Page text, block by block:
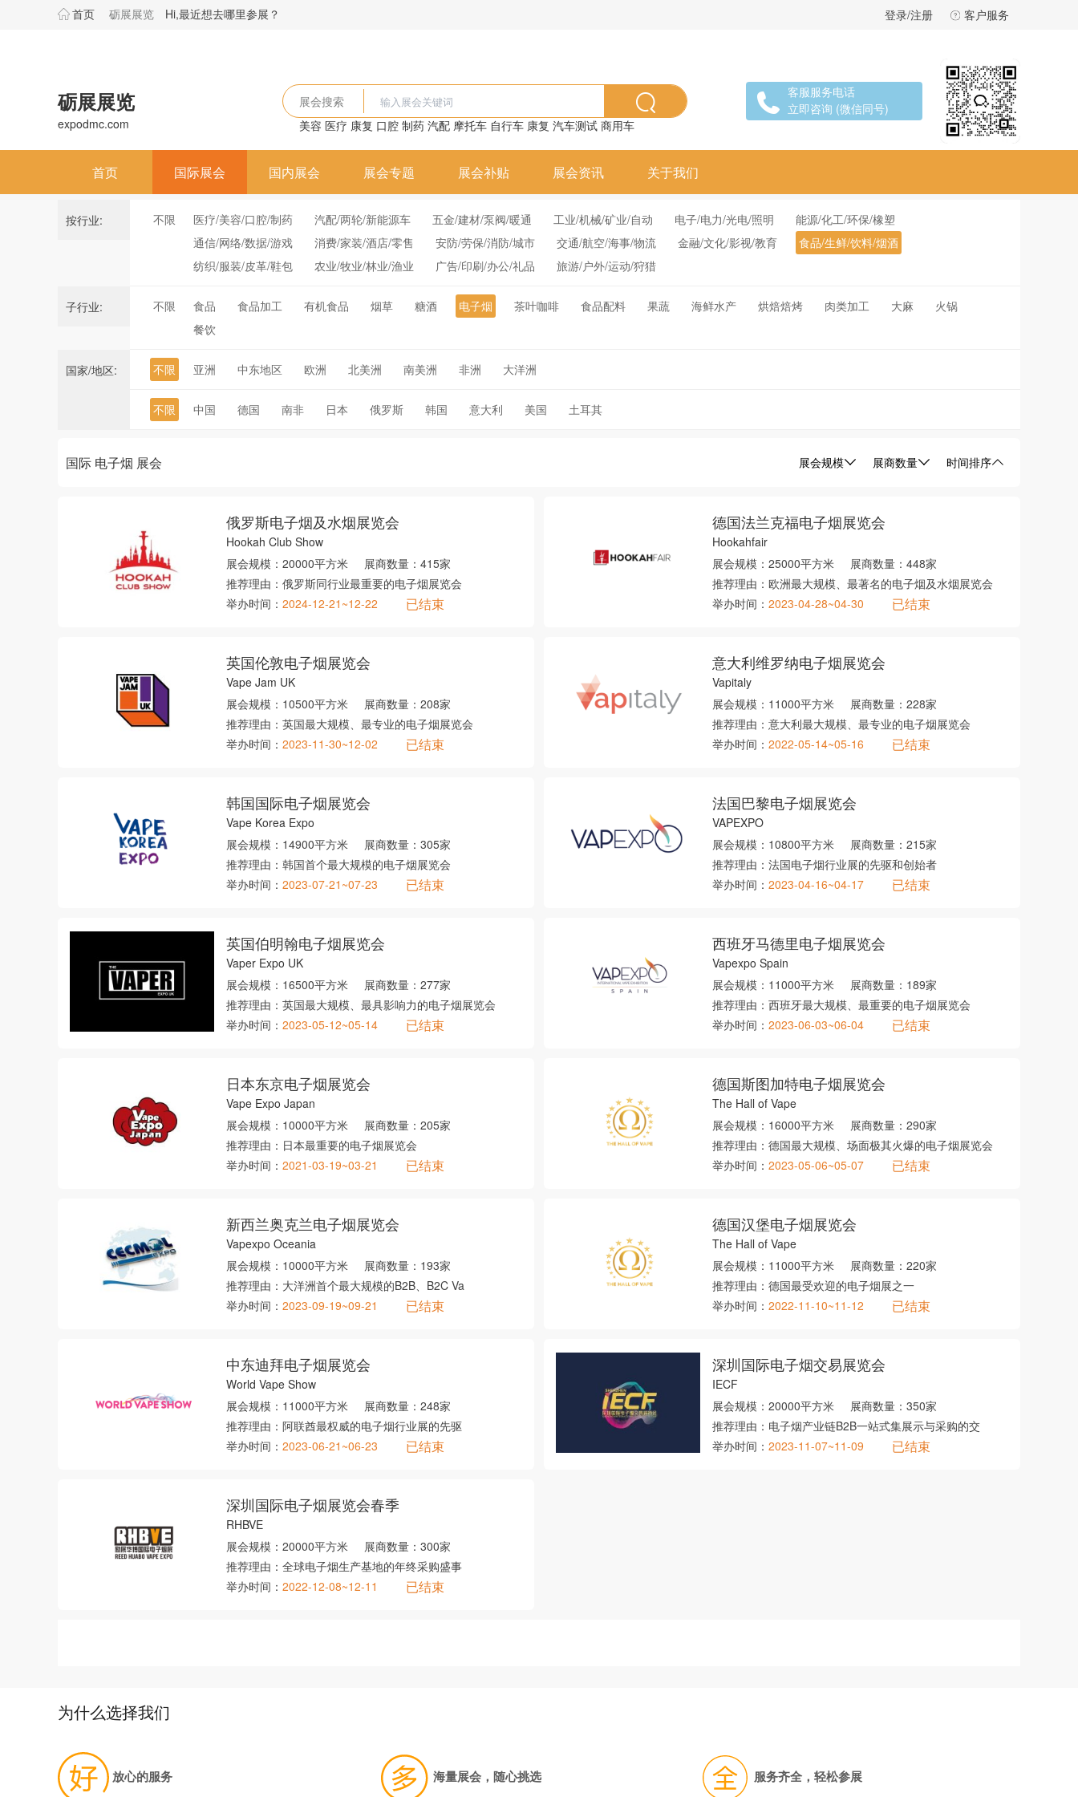
首页 砺展展览 Hi,最近想去哪里参展？ 登录/注册 客户服务
砺展展览
expodmc.com
展会搜索
美容 医疗 康复 口腔 制药 汽配 摩托车 自行车 康复 汽车测试 商用车
客服服务电话
立即咨询 (微信同号)
首页 国际展会 国内展会 展会专题 展会补贴 展会资讯 关于我们
按行业: 不限 医疗/美容/口腔/制药 汽配/两轮/新能源车 五金/建材/泵阀/暖通 工业/机械/矿业/自动 电子/电力/光电/照明
能源/化工/环保/橡塑
通信/网络/数据/游戏
消费/家装/酒店/零售 安防/劳保/消防/城市 交通/航空/海事/物流 金融/文化/影视/教育
食品/生鲜/饮料/烟酒
纺织/服装/皮革/鞋包
农业/牧业/林业/渔业 广告/印刷/办公/礼品 旅游/户外/运动/狩猎
子行业: 不限 食品 食品加工 有机食品 烟草 糖酒 电子烟 茶叶咖啡 食品配料 果蔬 海鲜水产 烘焙焙烤 肉类加工 大麻
火锅
餐饮
国家/地区: 不限 亚洲 中东地区 欧洲 北美洲 南美洲 非洲 大洋洲
不限 中国 德国 南非 日本 俄罗斯 韩国 意大利 美国 土耳其
国际 电子烟 展会 展会规模 展商数量 时间排序
俄罗斯电子烟及水烟展览会
Hookah Club Show
展会规模： 20000平方米 展商数量： 415家
推荐理由： 俄罗斯同行业最重要的电子烟展览会
举办时间： 2024-12-21~12-22 已结束
德国法兰克福电子烟展览会
Hookahfair
展会规模： 25000平方米 展商数量： 448家
推荐理由： 欧洲最大规模、最著名的电子烟及水烟展览会
举办时间： 2023-04-28~04-30 已结束
英国伦敦电子烟展览会
Vape Jam UK
展会规模： 10500平方米 展商数量： 208家
推荐理由： 英国最大规模、最专业的电子烟展览会
举办时间： 2023-11-30~12-02 已结束
意大利维罗纳电子烟展览会
Vapitaly
展会规模： 11000平方米 展商数量： 228家
推荐理由： 意大利最大规模、最专业的电子烟展览会
举办时间： 2022-05-14~05-16 已结束
韩国国际电子烟展览会
Vape Korea Expo
展会规模： 14900平方米 展商数量： 305家
推荐理由： 韩国首个最大规模的电子烟展览会
举办时间： 2023-07-21~07-23 已结束
法国巴黎电子烟展览会
VAPEXPO
展会规模： 10800平方米 展商数量： 215家
推荐理由： 法国电子烟行业展的先驱和创始者
举办时间： 2023-04-16~04-17 已结束
英国伯明翰电子烟展览会
Vaper Expo UK
展会规模： 16500平方米 展商数量： 277家
推荐理由： 英国最大规模、最具影响力的电子烟展览会
举办时间： 2023-05-12~05-14 已结束
西班牙马德里电子烟展览会
Vapexpo Spain
展会规模： 11000平方米 展商数量： 189家
推荐理由： 西班牙最大规模、最重要的电子烟展览会
举办时间： 2023-06-03~06-04 已结束
日本东京电子烟展览会
Vape Expo Japan
展会规模： 10000平方米 展商数量： 205家
推荐理由： 日本最重要的电子烟展览会
举办时间： 2021-03-19~03-21 已结束
德国斯图加特电子烟展览会
The Hall of Vape
展会规模： 16000平方米 展商数量： 290家
推荐理由： 德国最大规模、场面极其火爆的电子烟展览会
举办时间： 2023-05-06~05-07 已结束
新西兰奥克兰电子烟展览会
Vapexpo Oceania
展会规模： 10000平方米 展商数量： 193家
推荐理由： 大洋洲首个最大规模的B2B、B2C Va
举办时间： 2023-09-19~09-21 已结束
德国汉堡电子烟展览会
The Hall of Vape
展会规模： 11000平方米 展商数量： 220家
推荐理由： 德国最受欢迎的电子烟展之一
举办时间： 2022-11-10~11-12 已结束
中东迪拜电子烟展览会
World Vape Show
展会规模： 11000平方米 展商数量： 248家
推荐理由： 阿联酋最权威的电子烟行业展的先驱
举办时间： 2023-06-21~06-23 已结束
深圳国际电子烟交易展览会
IECF
展会规模： 20000平方米 展商数量： 350家
推荐理由： 电子烟产业链B2B一站式集展示与采购的交
举办时间： 2023-11-07~11-09 已结束
深圳国际电子烟展览会春季
RHBVE
展会规模： 20000平方米 展商数量： 300家
推荐理由： 全球电子烟生产基地的年终采购盛事
举办时间： 2022-12-08~12-11 已结束
为什么选择我们
放心的服务 海量展会，随心挑选 服务齐全，轻松参展